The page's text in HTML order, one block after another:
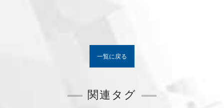
一覧に戻る
関連タグ